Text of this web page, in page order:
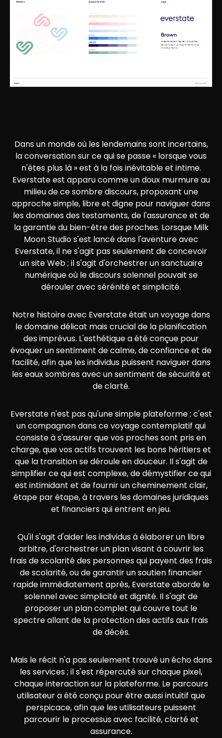
Dans un monde où les lendemains sont incertains,
la conversation sur ce qui se passe « lorsque vous
n'êtes plus là » est à la fois inévitable et intime.
Everstate est apparu comme un doux murmure au
milieu de ce sombre discours, proposant une
approche simple, libre et digne pour naviguer dans
les domaines des testaments, de l'assurance et de
la garantie du bien-être des proches. Lorsque Milk
Moon Studio s'est lancé dans l'aventure avec
Everstate, il ne s'agit pas seulement de concevoir
un site Web ; il s'agit d'orchestrer un sanctuaire
numérique où le discours solennel pouvait se
dérouler avec sérénité et simplicité.
Notre histoire avec Everstate était un voyage dans
le domaine délicat mais crucial de la planification
des imprévus. L'esthétique a été conçue pour
évoquer un sentiment de calme, de confiance et de
facilité, afin que les individus puissent naviguer dans
les eaux sombres avec un sentiment de sécurité et
de clarté.
Everstate n'est pas qu'une simple plateforme ; c'est
un compagnon dans ce voyage contemplatif qui
consiste à s'assurer que vos proches sont pris en
charge, que vos actifs trouvent les bons héritiers et
que la transition se déroule en douceur. Il s'agit de
simplifier ce qui est complexe, de démystifier ce qui
est intimidant et de fournir un cheminement clair,
étape par étape, à travers les domaines juridiques
et financiers qui entrent en jeu.
Qu'il s'agit d'aider les individus à élaborer un libre
arbitre, d'orchestrer un plan visant à couvrir les
frais de scolarité des personnes qui payent des frais
de scolarité, ou de garantir un soutien financier
rapide immédiatement après, Everstate aborde le
solennel avec simplicité et dignité. Il s'agit de
proposer un plan complet qui couvre tout le
spectre allant de la protection des actifs aux frais
de décès.
Mais le récit n'a pas seulement trouvé un écho dans
les services ; il s'est répercuté sur chaque pixel,
chaque interaction sur la plateforme. Le parcours
utilisateur a été conçu pour être aussi intuitif que
perspicace, afin que les utilisateurs puissent
parcourir le processus avec facilité, clarté et
assurance.